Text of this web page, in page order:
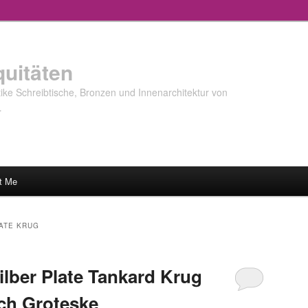
Schreibtische, Bronzen und Innenarchitektur von
Me
KRUG
Plate Tankard Krug